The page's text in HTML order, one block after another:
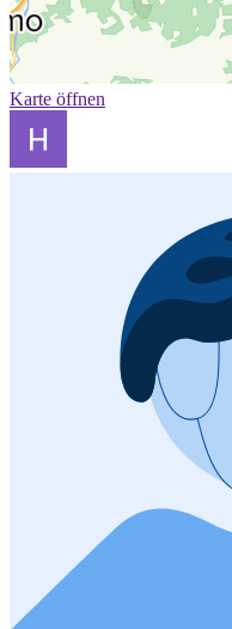
Karte öffnen